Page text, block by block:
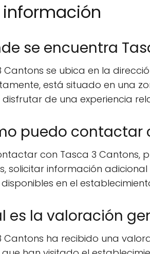
información
se encuentra
Cantons se ubica en la
está situado en una
de una experiencia
puedo contactar
con Tasca 3 Cantons,
solicitar información
en el
es la valoración
Cantons ha recibido una